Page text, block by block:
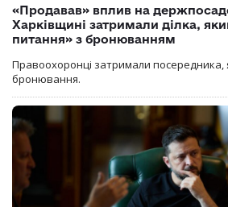
«Продавав» вплив на
Харківщині затримали ділка,
питання» з бронюванням
Правоохоронці затримали посередника,
бронювання.